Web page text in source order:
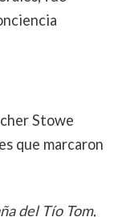
Stowe
que marcaron
del Tío Tom,